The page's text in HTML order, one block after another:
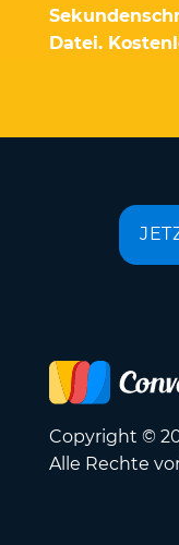
Datei.
Copyright ©
Alle Rechte